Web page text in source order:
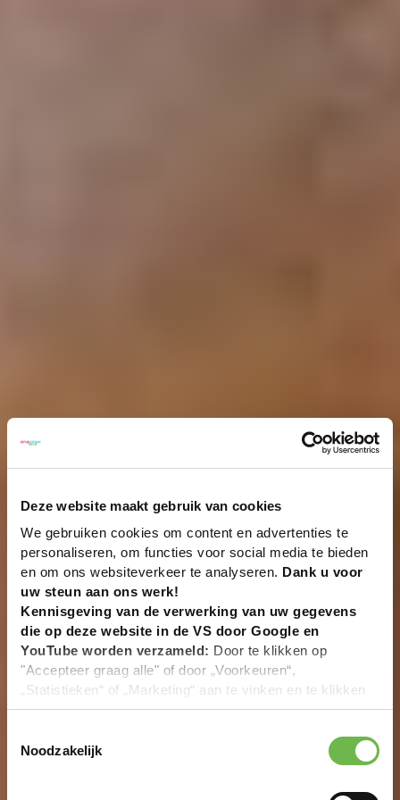
Deze website maakt gebruik van cookies
We gebruiken cookies om content en advertenties te
personaliseren, om functies voor social media te bieden
en om ons websiteverkeer te analyseren. Dank u voor
uw steun aan ons werk!
Kennisgeving van de verwerking van uw gegevens
die op deze website in de VS door Google en
YouTube worden verzameld: Door te klikken op
"Accepteer graag alle" of door „Voorkeuren“,
„Statistieken“ of „Marketing“ aan te vinken en te klikken
op "Selectie handmatig instellen", stemt u er ook mee in
overeenstemming met Art. 49 (1) zin 1 lit. a DSGVO. De
VS zijn door het Europees Hof van Justitie beoordeeld
Noodzakelijk